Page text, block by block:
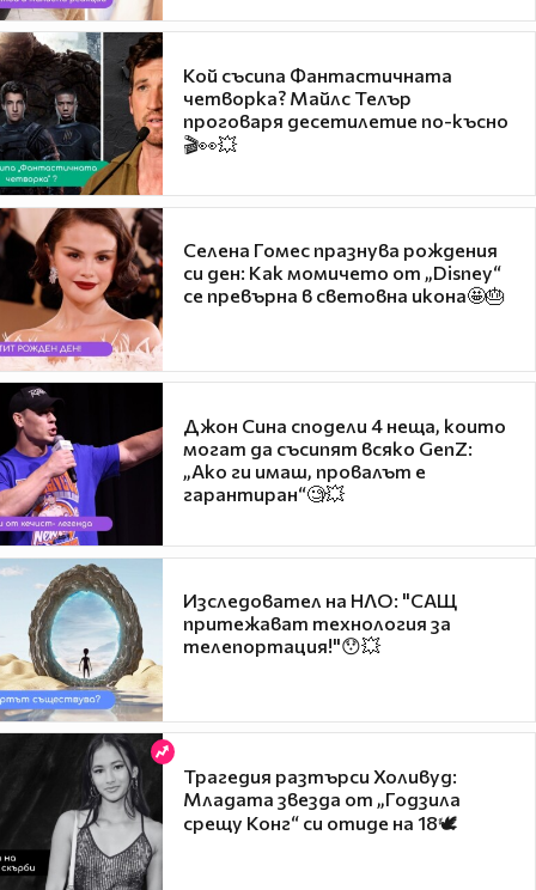
Кой съсипа Фантастичната
четворка? Майлс Телър
проговаря десетилетие по-късно
🎬👀💥
Селена Гомес празнува рождения
си ден: Как момичето от „Disney“
се превърна в световна икона🤩🎂
Джон Сина сподели 4 неща, които
могат да съсипят всяко GenZ:
„Ако ги имаш, провалът е
гарантиран“🧐💥
Изследовател на НЛО: "САЩ
притежават технология за
телепортация!"😯💥
Трагедия разтърси Холивуд:
Младата звезда от „Годзила
срещу Конг“ си отиде на 18🕊️